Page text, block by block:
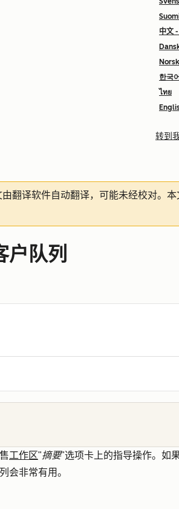
中文
Norsk
한국어
ไทย
转到
由翻译软件自动翻译，可能未经校对。
户队列
工作区"摘要"选项卡上的指导操作。如
会非常有用。